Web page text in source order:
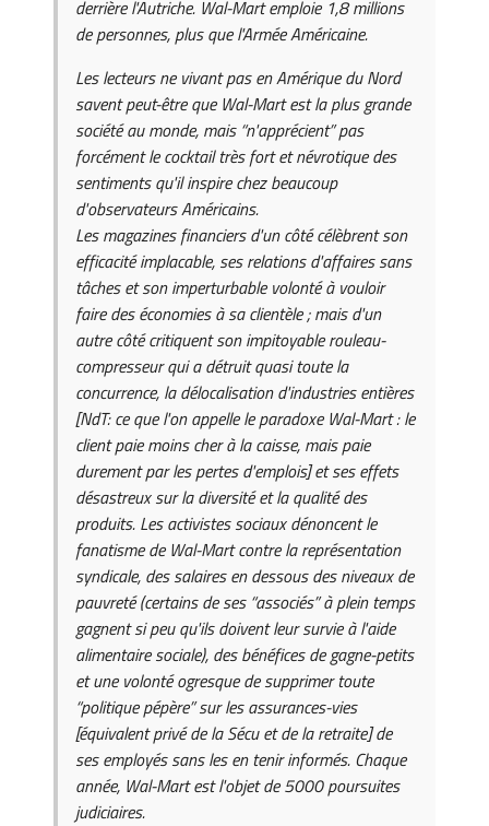
derrière l'Autriche. Wal-Mart emploie 1,8 millions
de personnes, plus que l'Armée Américaine.
Les lecteurs ne vivant pas en Amérique du Nord
savent peut-être que Wal-Mart est la plus grande
société au monde, mais “n'apprécient” pas
forcément le cocktail très fort et névrotique des
sentiments qu'il inspire chez beaucoup
d'observateurs Américains.
Les magazines financiers d'un côté célèbrent son
efficacité implacable, ses relations d'affaires sans
tâches et son imperturbable volonté à vouloir
faire des économies à sa clientèle ; mais d'un
autre côté critiquent son impitoyable rouleau-
compresseur qui a détruit quasi toute la
concurrence, la délocalisation d'industries entières
[NdT: ce que l'on appelle le paradoxe Wal-Mart : le
client paie moins cher à la caisse, mais paie
durement par les pertes d'emplois] et ses effets
désastreux sur la diversité et la qualité des
produits. Les activistes sociaux dénoncent le
fanatisme de Wal-Mart contre la représentation
syndicale, des salaires en dessous des niveaux de
pauvreté (certains de ses “associés” à plein temps
gagnent si peu qu'ils doivent leur survie à l'aide
alimentaire sociale), des bénéfices de gagne-petits
et une volonté ogresque de supprimer toute
“politique pépère” sur les assurances-vies
[équivalent privé de la Sécu et de la retraite] de
ses employés sans les en tenir informés. Chaque
année, Wal-Mart est l'objet de 5000 poursuites
judiciaires.